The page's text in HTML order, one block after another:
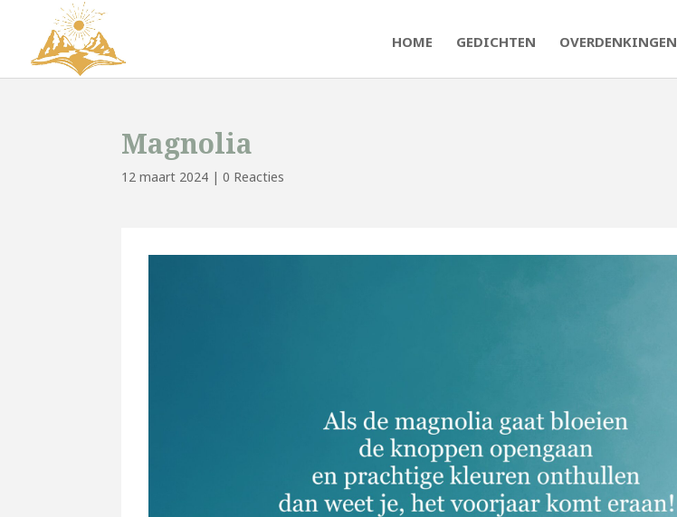
HOME GEDICHTEN OVERDENKINGEN
Magnolia
12 maart 2024 |0 Reacties